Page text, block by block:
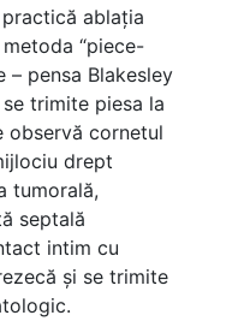
ablația
“piece-
– pensa Blakesley
trimite piesa la
observă cornetul
drept
tumorală,
septală
intim cu
și se trimite